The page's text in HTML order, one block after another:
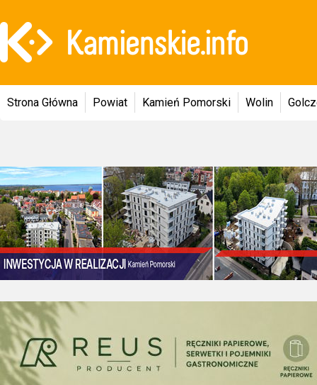
Strona Główna Powiat Kamień Pomorski Wolin